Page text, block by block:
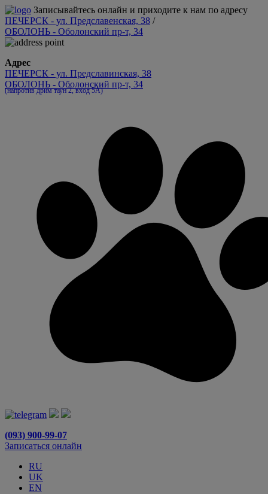
Записывайтесь онлайн и приходите к нам по адресу
ПЕЧЕРСК - ул. Предславенская, 38 /
ОБОЛОНЬ - Оболонский пр-т, 34
Адрес
ПЕЧЕРСК - ул. Предславинская, 38
ОБОЛОНЬ - Оболонский пр-т, 34
(напротив дрим таун 2, вход 5А)
(093) 900-99-07
Записаться онлайн
RU
UK
EN